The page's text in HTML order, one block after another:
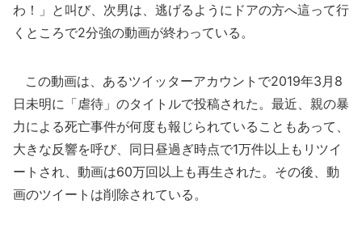
わ！」と叫び、次男は、逃げるようにドアの方へ這って行
くところで2分強の動画が終わっている。
この動画は、あるツイッターアカウントで2019年3月8
日未明に「虐待」のタイトルで投稿された。最近、親の暴
力による死亡事件が何度も報じられていることもあって、
大きな反響を呼び、同日昼過ぎ時点で1万件以上もリツイ
ートされ、動画は60万回以上も再生された。その後、動
画のツイートは削除されている。